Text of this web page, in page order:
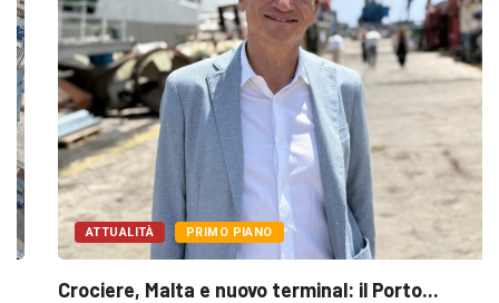
ATTUALITÀ PRIMO PIANO
Crociere, Malta e nuovo terminal: il Porto...